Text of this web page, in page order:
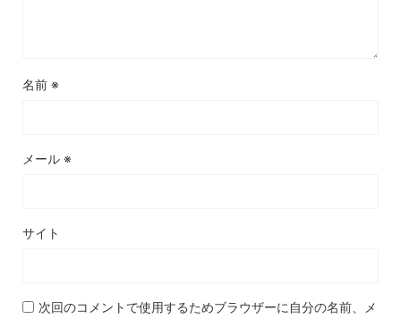
名前 ※
メール ※
サイト
次回のコメントで使用するためブラウザーに自分の名前、メ